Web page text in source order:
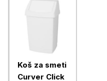
Koš za smeti
Curver Click